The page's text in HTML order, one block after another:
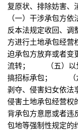
复原状、排除妨害
（一）干涉承包方
反本法规定收回、
方进行土地承包经
迫承包方放弃或者变
流转； （五）以划
搞招标承包； （
剥夺、侵害妇女依
侵害土地承包经营
背承包方意愿或者违
包地等强制性规定